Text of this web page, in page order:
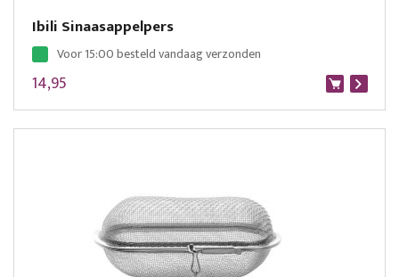
Ibili Sinaasappelpers
Voor 15:00 besteld vandaag verzonden
14,95